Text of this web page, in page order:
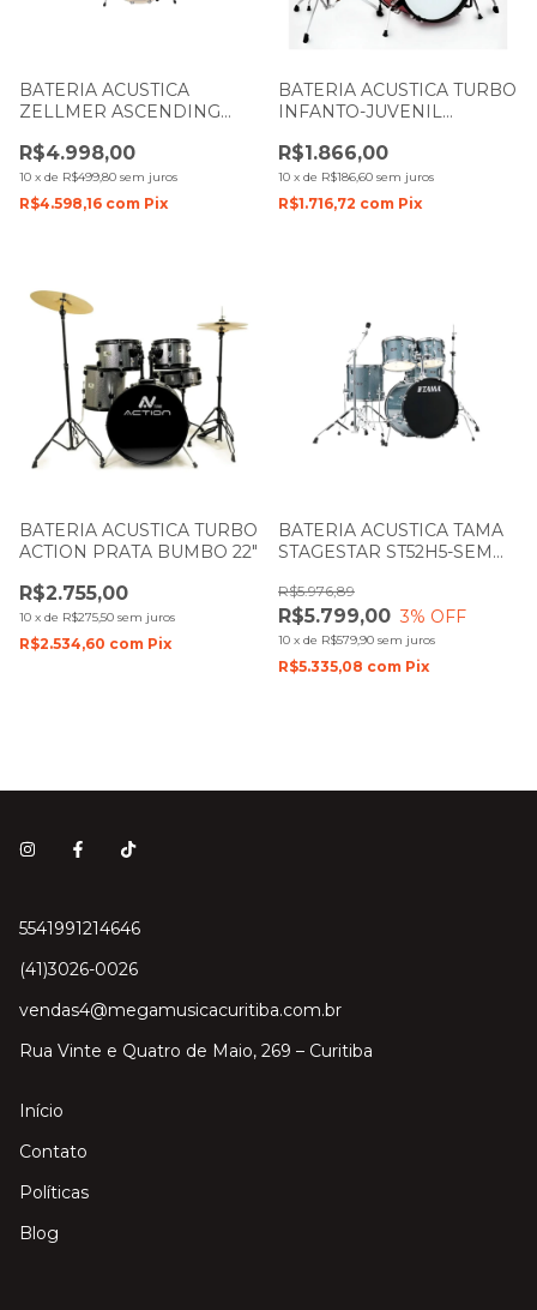
BATERIA ACUSTICA
ZELLMER ASCENDING
BUMBO 22" 1682
R$4.998,00
10 x de R$499,80 sem juros
R$4.598,16 com Pix
BATERIA ACUSTICA TURBO
INFANTO-JUVENIL
VERMELHA
R$1.866,00
10 x de R$186,60 sem juros
R$1.716,72 com Pix
BATERIA ACUSTICA TURBO
ACTION PRATA BUMBO 22"
R$2.755,00
10 x de R$275,50 sem juros
R$2.534,60 com Pix
BATERIA ACUSTICA TAMA
STAGESTAR ST52H5-SEM
R$5.799,00
R$5.976,89
3% OFF
10 x de R$579,90 sem juros
R$5.335,08 com Pix
5541991214646
(41)3026-0026
vendas4@megamusicacuritiba.com.br
Rua Vinte e Quatro de Maio, 269 – Curitiba
Início
Contato
Políticas
Blog